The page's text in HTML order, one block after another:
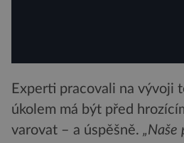
Experti pracovali na vývoji
úkolem má být před
varovat – a úspěšně. „Naše